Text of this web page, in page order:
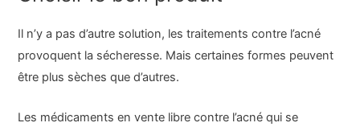
Il n’y a pas d’autre solution, les traitements contre l’acné
provoquent la sécheresse. Mais certaines formes peuvent
être plus sèches que d’autres.
Les médicaments en vente libre contre l’acné qui se